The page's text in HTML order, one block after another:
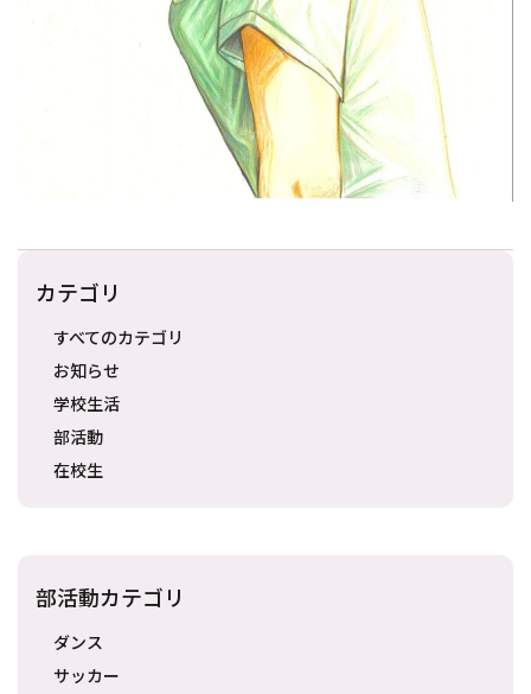
カテゴリ
すべてのカテゴリ
お知らせ
学校生活
部活動
在校生
部活動カテゴリ
ダンス
サッカー